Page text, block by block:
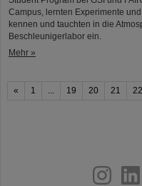
Campus, lernten Experimente
kennen und tauchten in die
Beschleunigerlabor ein.
Mehr »
« 1 ... 19 20 21 22
youtubehelmholtz.social